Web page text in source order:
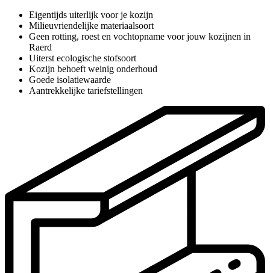
Eigentijds uiterlijk voor je kozijn
Milieuvriendelijke materiaalsoort
Geen rotting, roest en vochtopname voor jouw kozijnen in
Raerd
Uiterst ecologische stofsoort
Kozijn behoeft weinig onderhoud
Goede isolatiewaarde
Aantrekkelijke tariefstellingen